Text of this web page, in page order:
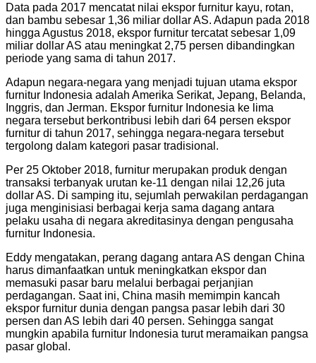
Data pada 2017 mencatat nilai ekspor furnitur kayu, rotan,
dan bambu sebesar 1,36 miliar dollar AS. Adapun pada 2018
hingga Agustus 2018, ekspor furnitur tercatat sebesar 1,09
miliar dollar AS atau meningkat 2,75 persen dibandingkan
periode yang sama di tahun 2017.
Adapun negara-negara yang menjadi tujuan utama ekspor
furnitur Indonesia adalah Amerika Serikat, Jepang, Belanda,
Inggris, dan Jerman. Ekspor furnitur Indonesia ke lima
negara tersebut berkontribusi lebih dari 64 persen ekspor
furnitur di tahun 2017, sehingga negara-negara tersebut
tergolong dalam kategori pasar tradisional.
Per 25 Oktober 2018, furnitur merupakan produk dengan
transaksi terbanyak urutan ke-11 dengan nilai 12,26 juta
dollar AS. Di samping itu, sejumlah perwakilan perdagangan
juga menginisiasi berbagai kerja sama dagang antara
pelaku usaha di negara akreditasinya dengan pengusaha
furnitur Indonesia.
Eddy mengatakan, perang dagang antara AS dengan China
harus dimanfaatkan untuk meningkatkan ekspor dan
memasuki pasar baru melalui berbagai perjanjian
perdagangan. Saat ini, China masih memimpin kancah
ekspor furnitur dunia dengan pangsa pasar lebih dari 30
persen dan AS lebih dari 40 persen. Sehingga sangat
mungkin apabila furnitur Indonesia turut meramaikan pangsa
pasar global.